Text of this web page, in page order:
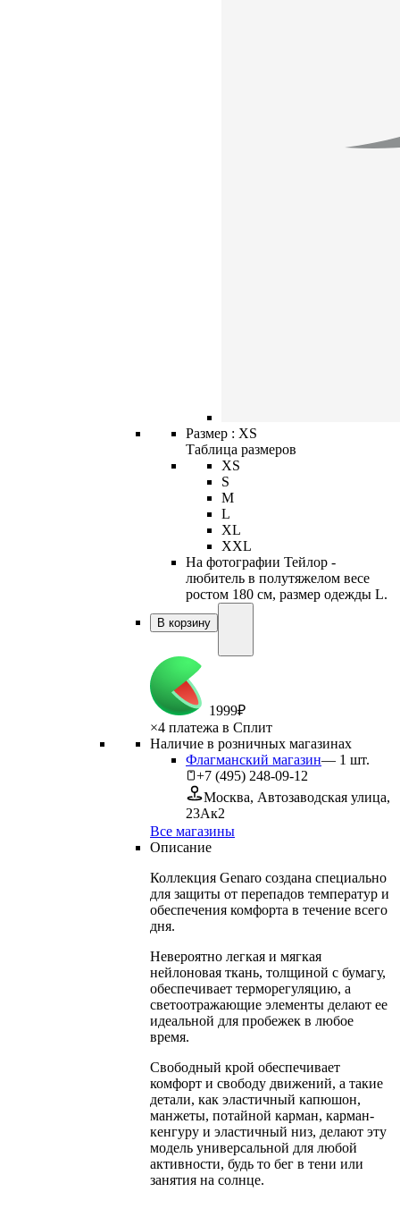
Размер : XS
Таблица размеров
XS
S
M
L
XL
XXL
На фотографии Тейлор -
любитель в полутяжелом весе
ростом 180 см, размер одежды L.
В корзину
1999₽
×4 платежа в Сплит
Наличие в розничных магазинах
Флагманский магазин— 1 шт.
+7 (495) 248-09-12
Москва, Автозаводская улица,
23Ак2
Все магазины
Описание
Коллекция Genaro создана специально
для защиты от перепадов температур и
обеспечения комфорта в течение всего
дня.
Невероятно легкая и мягкая
нейлоновая ткань, толщиной с бумагу,
обеспечивает терморегуляцию, а
светоотражающие элементы делают ее
идеальной для пробежек в любое
время.
Свободный крой обеспечивает
комфорт и свободу движений, а такие
детали, как эластичный капюшон,
манжеты, потайной карман, карман-
кенгуру и эластичный низ, делают эту
модель универсальной для любой
активности, будь то бег в тени или
занятия на солнце.